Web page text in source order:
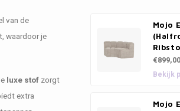
van de
waardoor je
luxe stof zorgt
extra
Mojo
€899,00
Bekijk
Mojo